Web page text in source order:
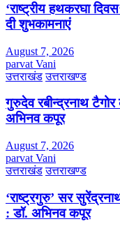
‘राष्ट्रीय हथकरघा
दी शुभकामनाएं
August 7, 2026
parvat Vani
उत्तराखंड उत्तराखण्ड
गुरुदेव रबीन्द्रनाथ
अभिनव कपूर
August 7, 2026
parvat Vani
उत्तराखंड उत्तराखण्ड
‘राष्ट्रगुरु’ सर
: डॉ. अभिनव कपूर